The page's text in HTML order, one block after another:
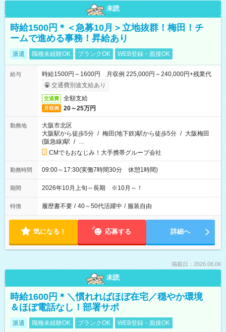
未読
時給1500円＊＜急募10月＞立地抜群！梅田！チ
ームで進める事務！昇給あり
派遣 職種未経験OK ブランクOK WEB登録・面接OK
給与
時給1500円～1600円 月収例 225,000円～240,000円+残業代
交通費別途支給あり
交通費 全額支給
月収例 20～25万円
勤務地
大阪市北区
大阪駅から徒歩5分 / 梅田(地下鉄)駅から徒歩5分 / 大阪梅田
(阪急線)駅 / …
CMでもおなじみ！大手携帯グループ会社
勤務時間 09:00～17:30(実働7時間30分 休憩1時間)
期間 2026年10月上旬～長期 ※10月～！
特徴 履歴書不要 / 40～50代活躍中 / 服装自由
気になる！ 応募する 詳細へ
掲載日：2026.08.06
未読
時給1600円＊＼慣れればほぼ在宅／穏やか環境
＆ほぼ電話なし！部署サポ
派遣 職種未経験OK ブランクOK WEB登録・面接OK